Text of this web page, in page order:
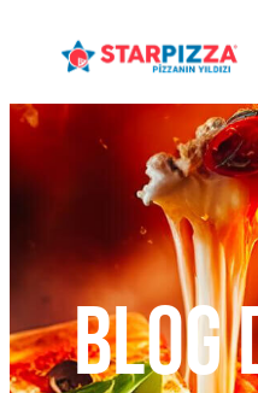
BLOG